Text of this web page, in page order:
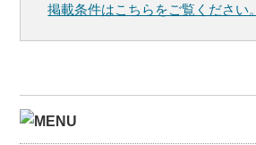
掲載条件はこちらをご覧ください。